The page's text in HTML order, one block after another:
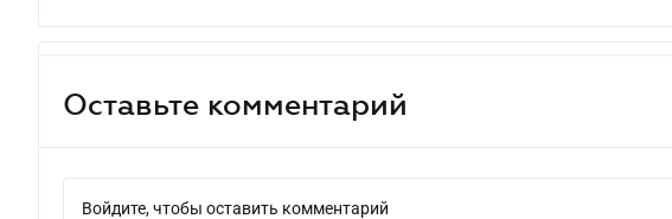
Оставьте комментарий
Войдите, чтобы оставить комментарий